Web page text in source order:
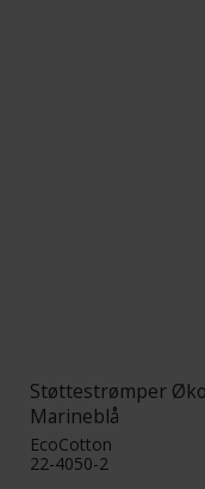
Støttestrømper
Marineblå
EcoCotton
22-4050-2